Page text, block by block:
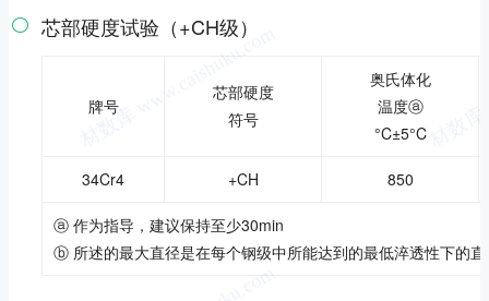
 芯部硬度试验（+CH级）
牌号
芯部硬度
符号
奥氏体化
温度ⓐ
°C±5°C
34Cr4 +CH 850
ⓐ 作为指导，建议保持至少30min
ⓑ 所述的最大直径是在每个钢级中所能达到的最低淬透性下的